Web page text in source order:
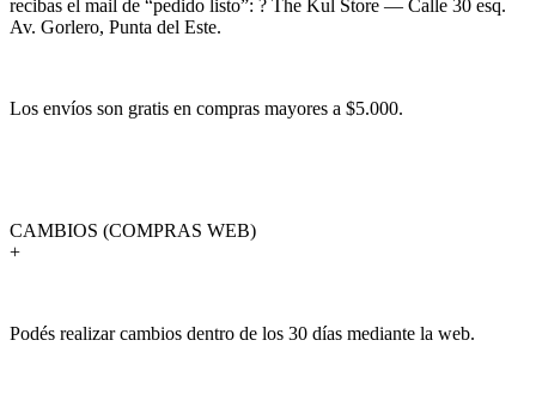
recibas el mail de “pedido listo”: ? The Kul Store — Calle 30 esq.
Av. Gorlero, Punta del Este.
Los envíos son gratis en compras mayores a $5.000.
CAMBIOS (COMPRAS WEB)
+
Podés realizar cambios dentro de los 30 días mediante la web.